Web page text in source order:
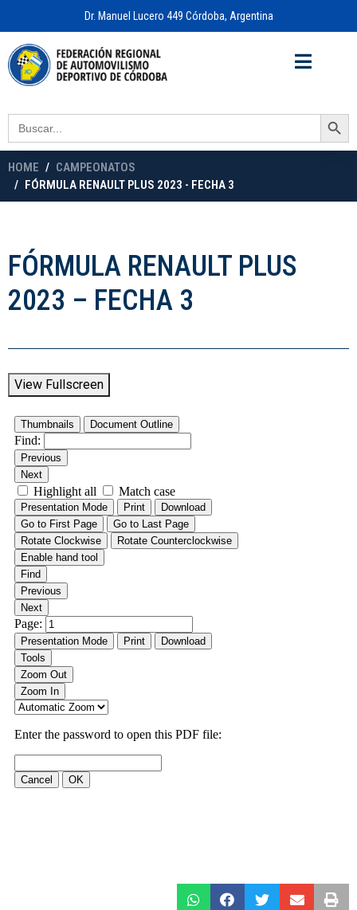
Dr. Manuel Lucero 449 Córdoba, Argentina
Search
for:
Search Button
HOME
CAMPEONATOS
FÓRMULA RENAULT PLUS 2023 - FECHA 3
FÓRMULA RENAULT PLUS
2023 – FECHA 3
View Fullscreen